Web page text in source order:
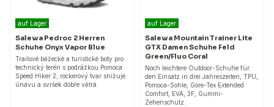
auf Lager
Salewa Pedroc 2 Herren
Schuhe Onyx Vapor Blue
Trailové běžecké a turistické boty pro
technický terén s podrážkou Pomoca
Speed Hiker 2; rockerový tvar snižuje
únavu a svršek dobře větrá.
auf Lager
Salewa Mountain Trainer Lite
GTX Damen Schuhe Feld
Green/Fluo Coral
Noch leichtere Outdoor-Schuhe für
den Einsatz in drei Jahreszeiten, TPU,
Pomoca-Sohle, Gore-Tex Extended
Comfort, EVA, 3F, Gummi-
Zehenschutz.